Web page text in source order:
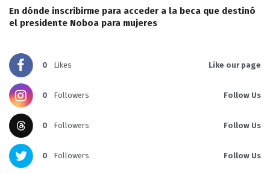
En dónde inscribirme para acceder a la beca que destinó
el presidente Noboa para mujeres
0 Likes Like our page
0 Followers Follow Us
0 Followers Follow Us
0 Followers Follow Us